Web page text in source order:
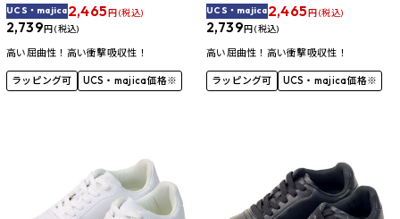
UCS・majica2,465円 (税込)
2,739円 (税込)
高い屈曲性！高い衝撃吸収性！
ラッピング可 UCS・majica価格※
UCS・majica2,465円 (税込)
2,739円 (税込)
高い屈曲性！高い衝撃吸収性！
ラッピング可 UCS・majica価格※